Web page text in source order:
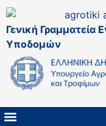
Γενική
Υποδομών